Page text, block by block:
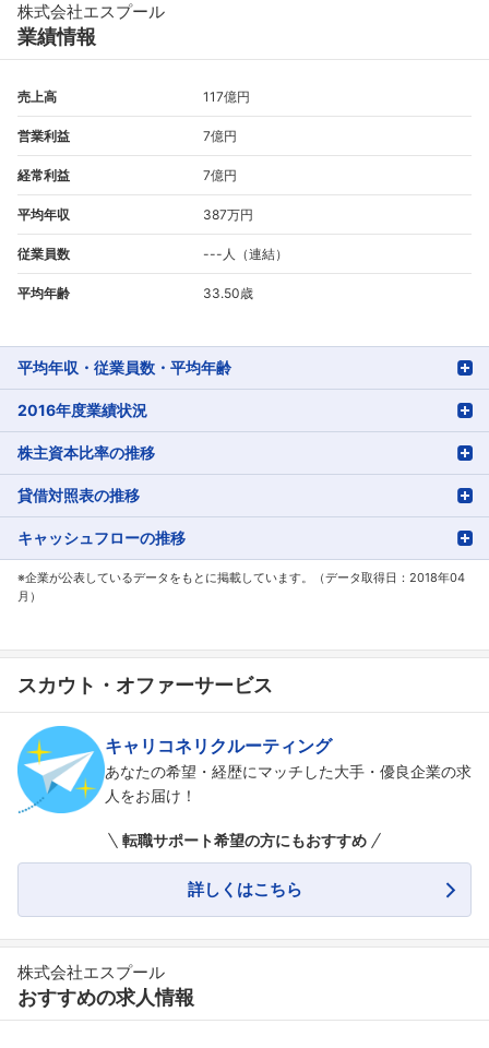
株式会社エスプール
業績情報
売上高 117億円
営業利益 7億円
経常利益 7億円
平均年収 387万円
従業員数 ---人（連結）
平均年齢 33.50歳
平均年収・従業員数・平均年齢
2016年度業績状況
株主資本比率の推移
貸借対照表の推移
キャッシュフローの推移
※企業が公表しているデータをもとに掲載しています。（データ取得日：2018年04
月）
スカウト・オファーサービス
キャリコネリクルーティング
あなたの希望・経歴にマッチした大手・優良企業の求
人をお届け！
転職サポート希望の方にもおすすめ
詳しくはこちら
株式会社エスプール
おすすめの求人情報